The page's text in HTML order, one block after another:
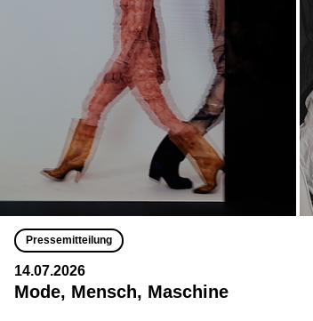
Pressemitteilung
14.07.2026
Mode, Mensch, Maschine